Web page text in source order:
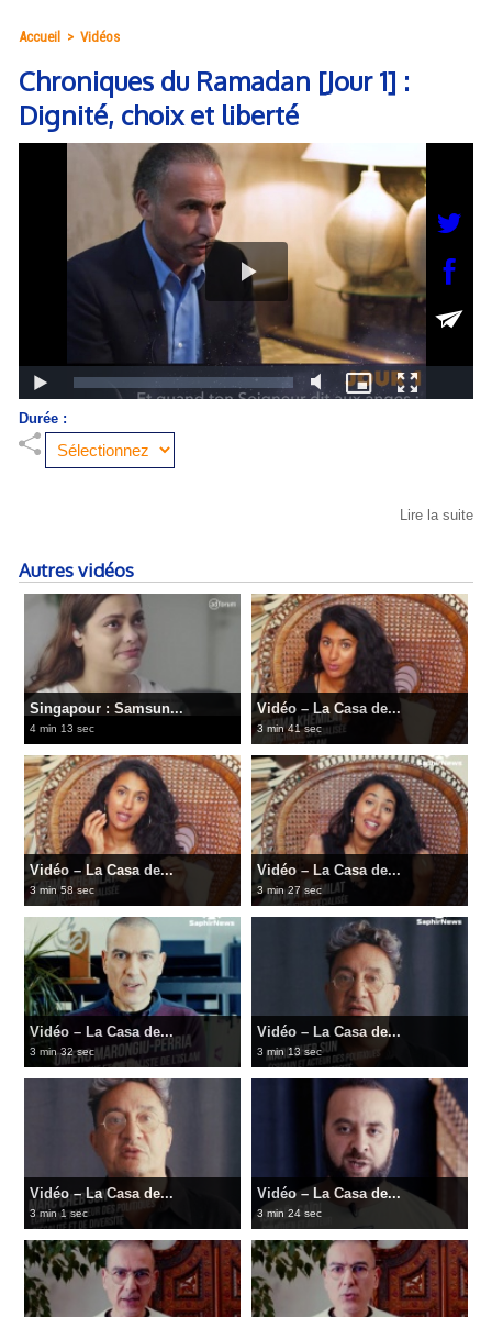
Accueil > Vidéos
Chroniques du Ramadan [Jour 1] :
Dignité, choix et liberté
Durée :
Lire la suite
Autres vidéos
Singapour : Samsun...
4 min 13 sec
Vidéo – La Casa de...
3 min 41 sec
Vidéo – La Casa de...
3 min 58 sec
Vidéo – La Casa de...
3 min 27 sec
Vidéo – La Casa de...
3 min 32 sec
Vidéo – La Casa de...
3 min 13 sec
Vidéo – La Casa de...
3 min 1 sec
Vidéo – La Casa de...
3 min 24 sec